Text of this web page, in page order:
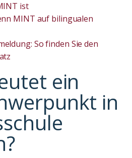
ist
MINT auf bilingualen
So finden Sie den
ein
in